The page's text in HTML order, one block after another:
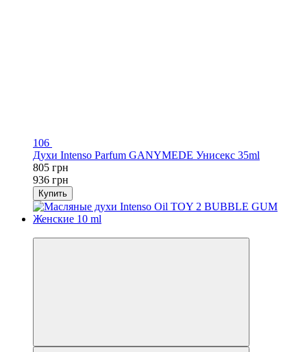
106
Духи Intenso Parfum GANYMEDE Унисекс 35ml
805 грн
936 грн
Купить